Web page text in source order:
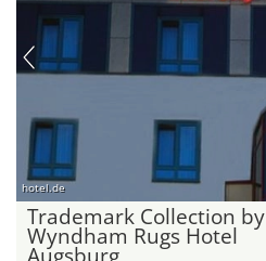
hotel.de
Trademark Collection by
Wyndham Rugs Hotel